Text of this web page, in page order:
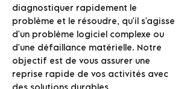
diagnostiquer rapidement le
problème et le résoudre, qu'il s'agisse
d'un problème logiciel complexe ou
d'une défaillance matérielle. Notre
objectif est de vous assurer une
reprise rapide de vos activités avec
des solutions durables.